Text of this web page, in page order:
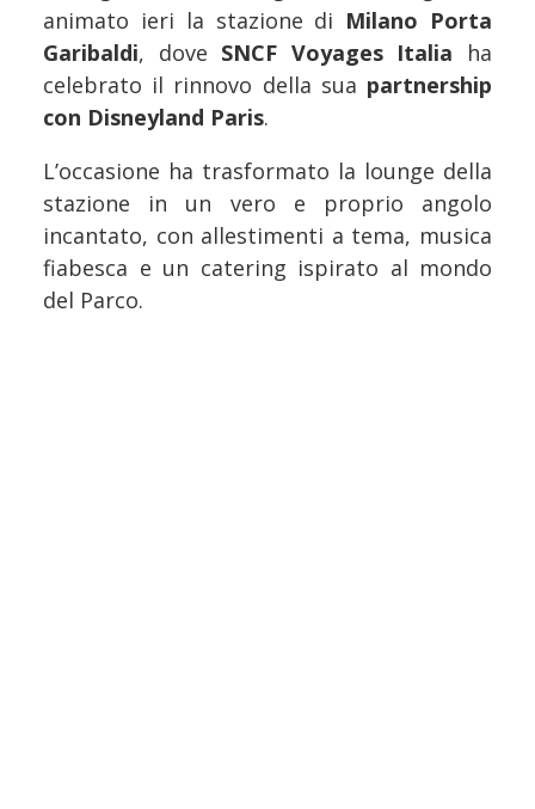
animato ieri la stazione di Milano Porta
Garibaldi, dove SNCF Voyages Italia ha
celebrato il rinnovo della sua partnership
con Disneyland Paris.
L’occasione ha trasformato la lounge della
stazione in un vero e proprio angolo
incantato, con allestimenti a tema, musica
fiabesca e un catering ispirato al mondo
del Parco.